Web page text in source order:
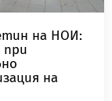
на НОИ:
при
на